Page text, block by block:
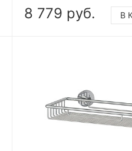
8 779 руб. В